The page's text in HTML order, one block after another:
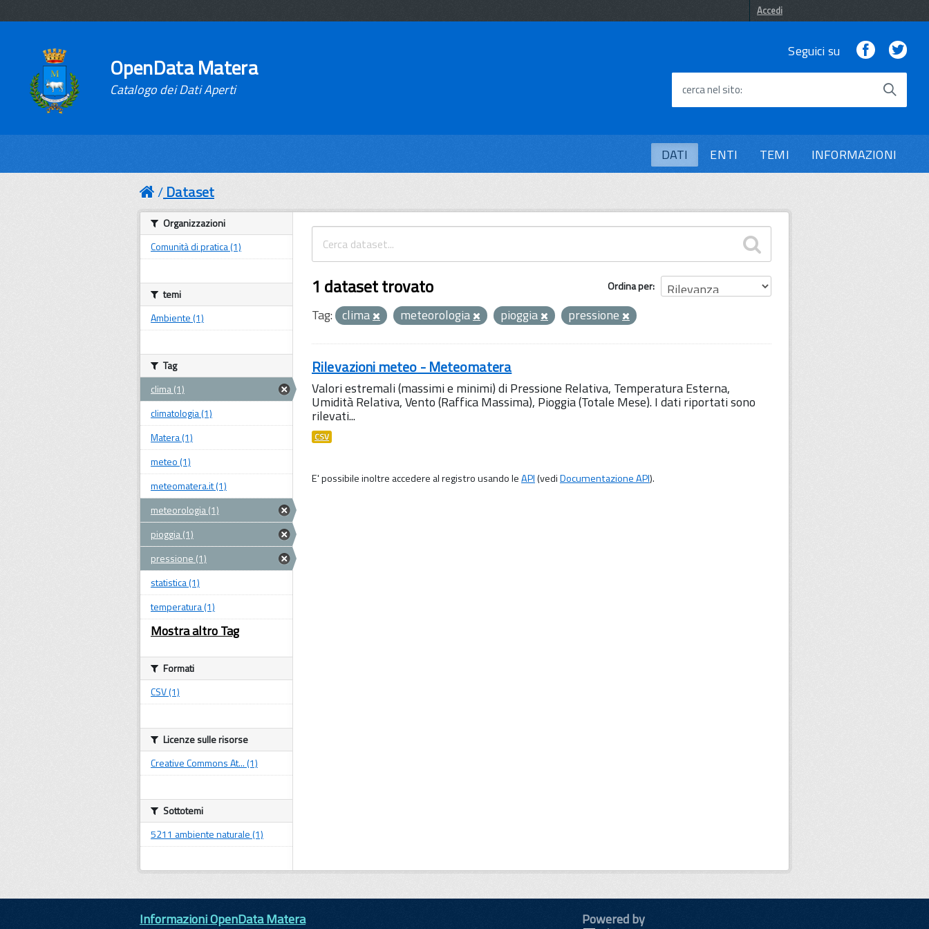
Accedi
OpenData Matera
Catalogo dei Dati Aperti
Seguici su Facebook
cerca nel sito
DATI ENTI TEMI INFORMAZIONI
Dataset
Ordina per
1 dataset trovato
Tag: clima meteorologia pioggia pressione
Rilevazioni meteo - Meteomatera
Valori estremali (massimi e minimi) di Pressione Relativa, Temperatura Esterna,
Umidità Relativa, Vento (Raffica Massima), Pioggia (Totale Mese). I dati riportati sono
rilevati...
CSV
E' possibile inoltre accedere al registro usando leAPI(vediDocumentazione API).
Organizzazioni
Comunità di pratica (1)
temi
Ambiente (1)
Tag
clima (1)
climatologia (1)
Matera (1)
meteo (1)
meteomatera.it (1)
meteorologia (1)
pioggia (1)
pressione (1)
statistica (1)
temperatura (1)
Mostra altro Tag
Formati
CSV (1)
Licenze sulle risorse
Creative Commons At... (1)
Sottotemi
5211 ambiente naturale (1)
Informazioni OpenData Matera
Powered by